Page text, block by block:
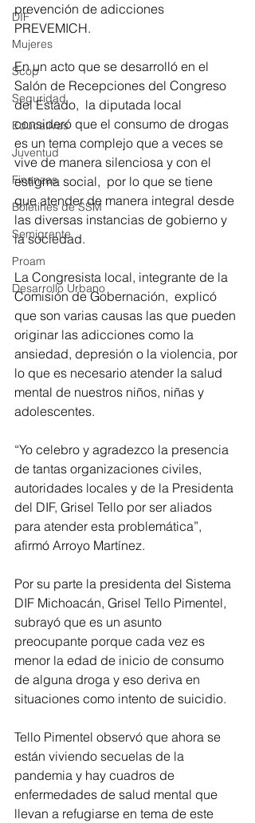
DIF
Mujeres
Scop
Seguridad
Educativas
Juventud
Finanzas
Boletines de SSM
Semigrante
Proam
Desarrollo Urbano
prevención de adicciones
PREVEMICH.
En un acto que se desarrolló en el
Salón de Recepciones del Congreso
del Estado,  la diputada local
consideró que el consumo de drogas
es un tema complejo que a veces se
vive de manera silenciosa y con el
estigma social,  por lo que se tiene
que atender de manera integral desde
las diversas instancias de gobierno y
la sociedad.
La Congresista local, integrante de la
Comisión de Gobernación,  explicó
que son varias causas las que pueden
originar las adicciones como la
ansiedad, depresión o la violencia, por
lo que es necesario atender la salud
mental de nuestros niños, niñas y
adolescentes.
“Yo celebro y agradezco la presencia
de tantas organizaciones civiles,
autoridades locales y de la Presidenta
del DIF, Grisel Tello por ser aliados
para atender esta problemática”,
afirmó Arroyo Martínez.
Por su parte la presidenta del Sistema
DIF Michoacán, Grisel Tello Pimentel,
subrayó que es un asunto
preocupante porque cada vez es
menor la edad de inicio de consumo
de alguna droga y eso deriva en
situaciones como intento de suicidio.
Tello Pimentel observó que ahora se
están viviendo secuelas de la
pandemia y hay cuadros de
enfermedades de salud mental que
llevan a refugiarse en tema de este